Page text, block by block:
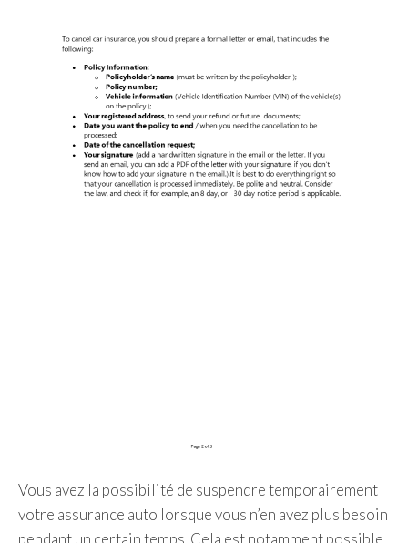
Vous avez la possibilité de suspendre temporairement
votre assurance auto lorsque vous n’en avez plus besoin
pendant un certain temps. Cela est notamment possible